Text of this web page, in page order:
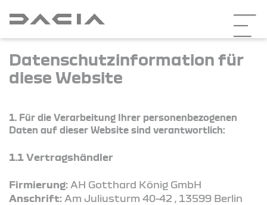
Datenschutzinformation für
diese Website
1. Für die Verarbeitung Ihrer personenbezogenen
Daten auf dieser Website sind verantwortlich:
1.1 Vertragshändler
Firmierung: AH Gotthard König GmbH
Anschrift: Am Juliusturm 40-42 , 13599 Berlin